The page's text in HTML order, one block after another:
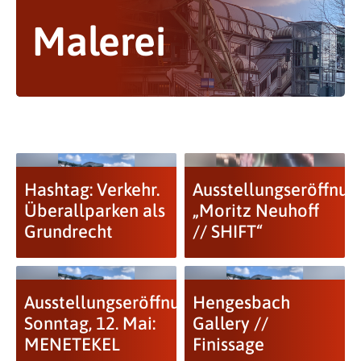
Malerei
Hashtag: Verkehr.
Überallparken als
Grundrecht
„Moritz Neuhoff
// SHIFT“
Ausstellungseröffnung
Sonntag, 12. Mai:
MENETEKEL
Hengesbach
Gallery //
Finissage